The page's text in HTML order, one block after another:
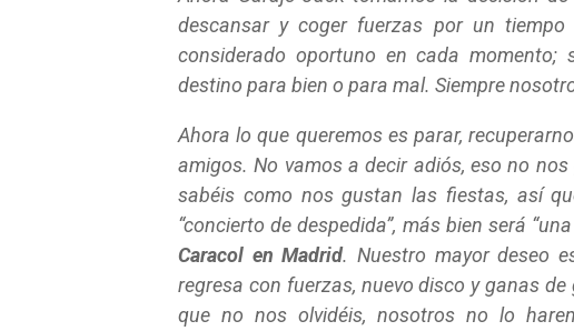
descansar y coger fuerzas por un
considerado oportuno en cada
destino para bien o para mal. Siempre
Ahora lo que queremos es parar,
amigos. No vamos a decir adiós, eso no
sabéis como nos gustan las fiestas, así
“concierto de despedida”, más bien será
Caracol en Madrid. Nuestro mayor deseo
regresa con fuerzas, nuevo disco y ganas
que no nos olvidéis, nosotros no lo